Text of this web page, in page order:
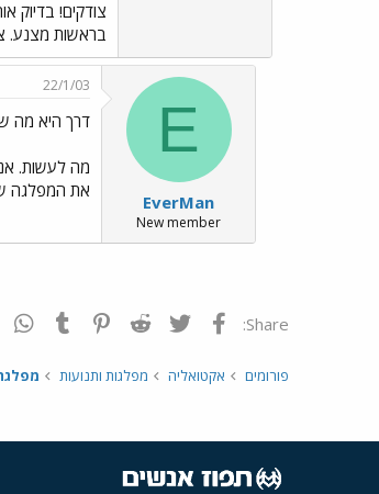
בראשות מצנע.
E
EverMan
New member
22/1/03
דרך היא מה
מה לעשות.
את המפלגה
Share: פייסבוק Twitter
Reddit
Pinterest
Tumblr
פורומים אקטואליה מפלגות ותנועות